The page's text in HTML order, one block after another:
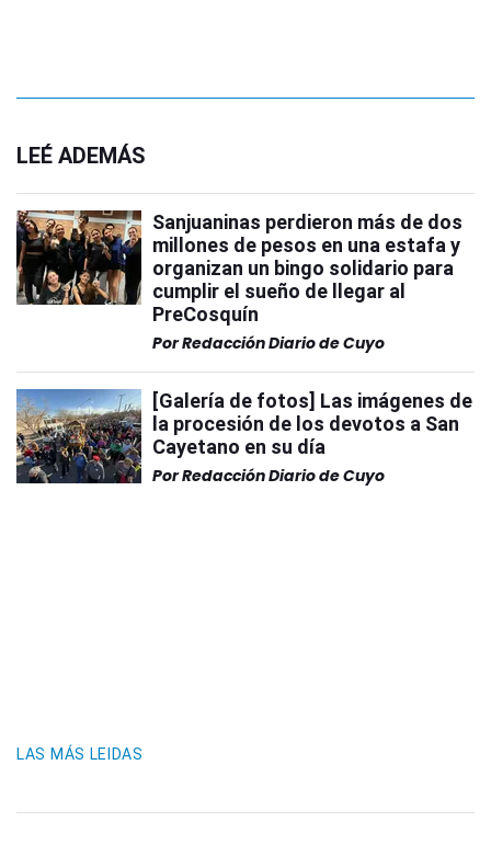
LEÉ ADEMÁS
Sanjuaninas perdieron más de dos
millones de pesos en una estafa y
organizan un bingo solidario para
cumplir el sueño de llegar al
PreCosquín
PorRedacción Diario de Cuyo
[Galería de fotos] Las imágenes de
la procesión de los devotos a San
Cayetano en su día
PorRedacción Diario de Cuyo
LAS MÁS LEIDAS